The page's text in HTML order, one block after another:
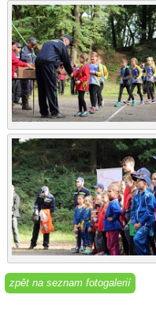
zpět na seznam fotogalerií